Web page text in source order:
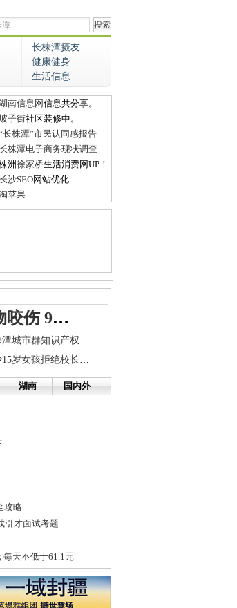
长株潭摄友
健康健身
生活信息
南信息网信息共分享。
子街社区装修中。
长株潭”市民认同感报告
株潭电子商务现状调查
洲徐家桥生活消费网UP！
沙SEO网站优化
苹果
天气转暖提防被动物咬伤 9成伤人“元凶”是家犬
长株潭城市群知识产权示范工程项目评审结束
长沙15岁女孩拒绝校长推荐上北大 想做个HYP学生
湖南 国内外
攻略
引才面试考题
每天不低于61.1元